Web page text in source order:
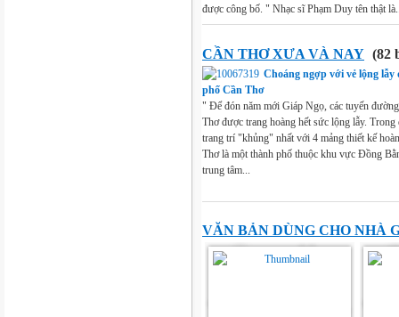
được công bố. " Nhạc sĩ Phạm Duy tên thật
CẦN THƠ XƯA VÀ NAY (82
Choáng ngợp với vẻ lộng
phố Cần Thơ
" Để đón năm mới Giáp Ngọ, các tuyến
Thơ được trang hoàng hết sức lộng lẫy.
trang trí "khủng" nhất với 4 mảng thiết kế
Thơ là một thành phố thuộc khu vực Đồng
trung tâm...
VĂN BẢN DÙNG CHO NHÀ